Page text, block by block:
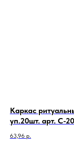
Каркас
уп.20шт. арт. C-
63,96 р.